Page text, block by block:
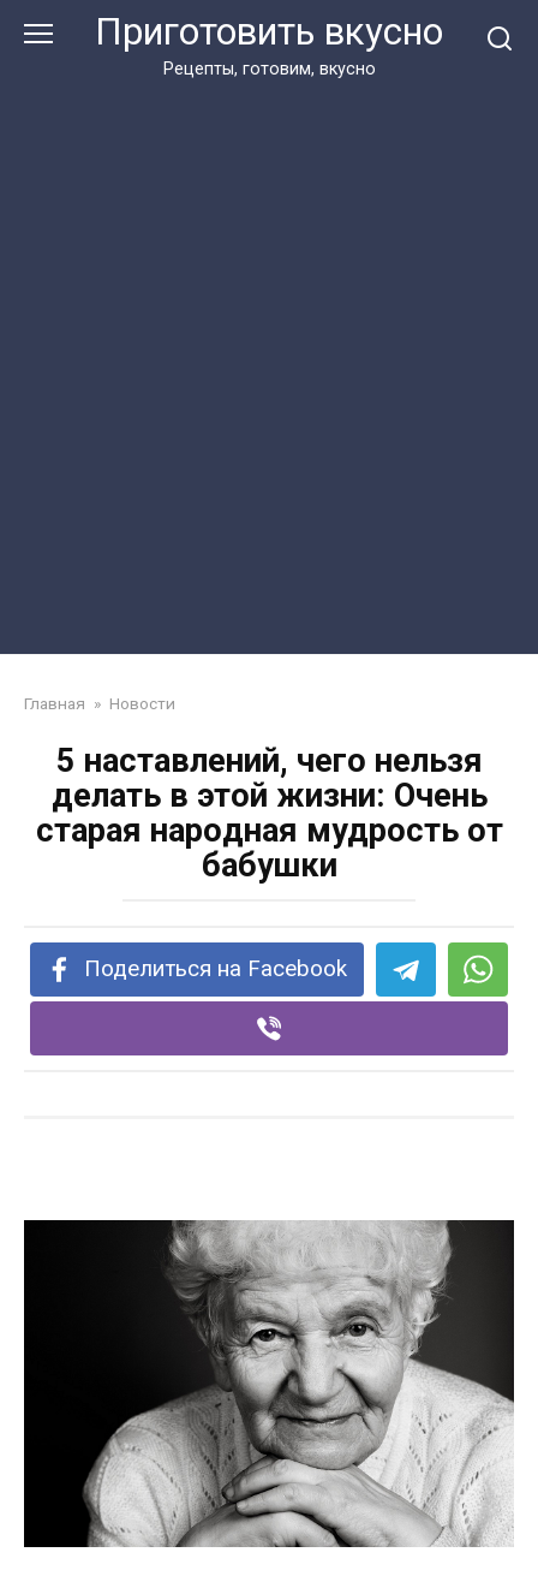
Приготовить вкусно
Рецепты, готовим, вкусно
Главная » Новости
5 нacтaвлeний, чeгo нeльзя
дeлaть в этoй жизни: Oчeнь
cтapaя нapoднaя мудpocть oт
бaбушки
Поделиться на Facebook